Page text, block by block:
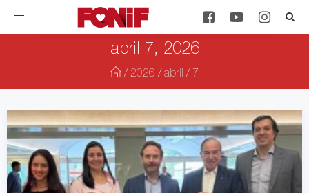
Toggle
abril 7, 2026
/ 2026 / abril / 7